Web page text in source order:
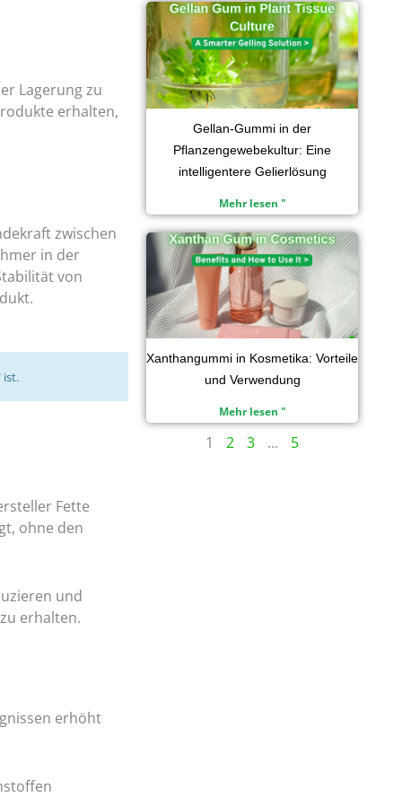
Lagerung zu
erhalten,
zwischen
in der
von
ist.
Fette
ohne den
und
erhalten.
erhöht
Gellan-Gummi in der
Pflanzengewebekultur: Eine
intelligentere Gelierlösung
Mehr lesen "
Xanthangummi in Kosmetika: Vorteile
und Verwendung
Mehr lesen "
1 2 3 ... 5